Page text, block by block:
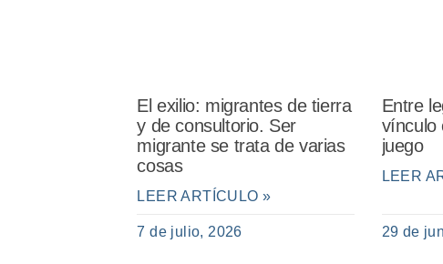
El exilio: migrantes de tierra
y de consultorio. Ser
migrante se trata de varias
cosas
LEER ARTÍCULO »
7 de julio, 2026
Entre
vínculo
juego
LEER
29 de